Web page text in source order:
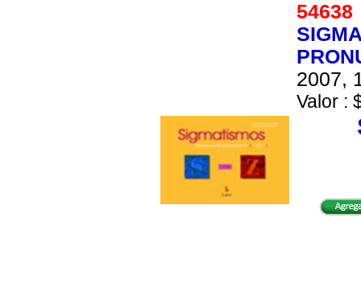
2007,
Valor :